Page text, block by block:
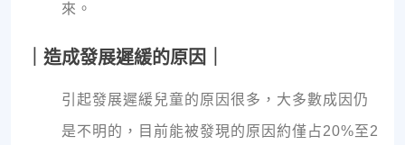
來。
｜造成發展遲緩的原因｜
引起發展遲緩兒童的原因很多，大多數成因仍
是不明的，目前能被發現的原因約僅占20%至2